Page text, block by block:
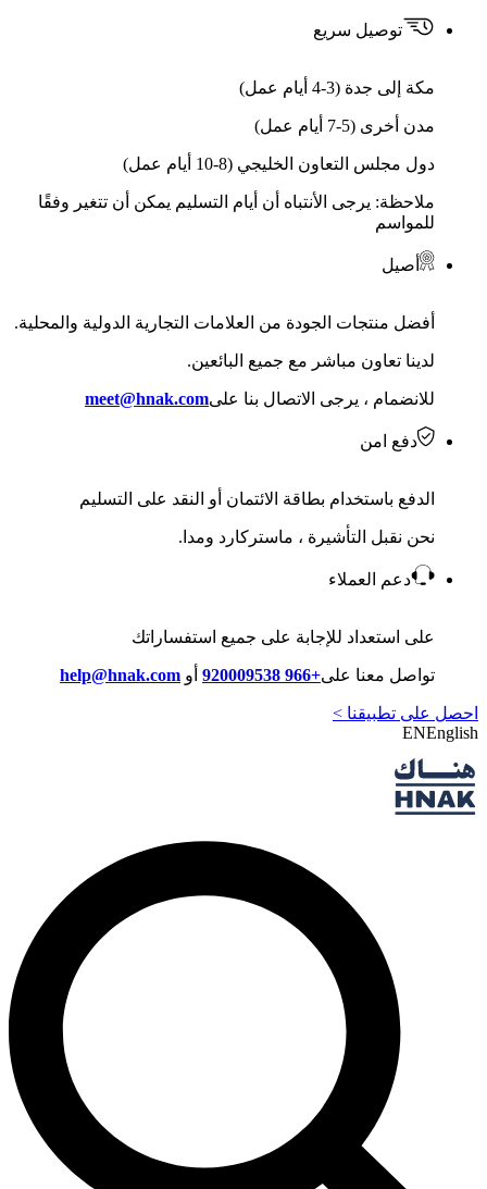
توصيل سريع
مكة إلى جدة (3-4 أيام عمل)
مدن أخرى (5-7 أيام عمل)
دول مجلس التعاون الخليجي (8-10 أيام عمل)
ملاحظة: يرجى الأنتباه أن أيام التسليم يمكن أن تتغير وفقًا
للمواسم
أصيل
أفضل منتجات الجودة من العلامات التجارية الدولية والمحلية.
لدينا تعاون مباشر مع جميع البائعين.
للانضمام ، يرجى الاتصال بنا علىmeet@hnak.com
دفع امن
الدفع باستخدام بطاقة الائتمان أو النقد على التسليم
نحن نقبل التأشيرة ، ماستركارد ومدا.
دعم العملاء
على استعداد للإجابة على جميع استفساراتك
تواصل معنا على+966 920009538 أو help@hnak.com
احصل على تطبيقنا >
ENEnglish